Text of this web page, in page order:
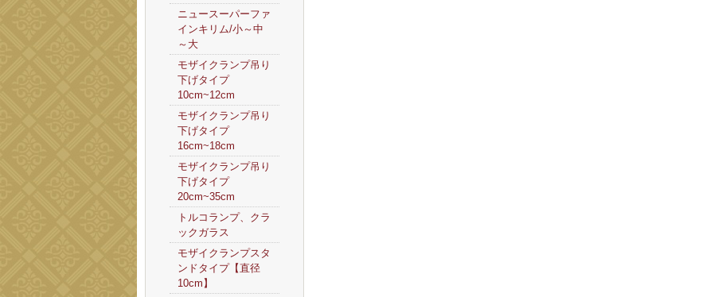
ニュースーパーファ
インキリム/小～中
～大
モザイクランプ吊り
下げタイプ
10cm~12cm
モザイクランプ吊り
下げタイプ
16cm~18cm
モザイクランプ吊り
下げタイプ
20cm~35cm
トルコランプ、クラ
ックガラス
モザイクランプスタ
ンドタイプ【直径
10cm】